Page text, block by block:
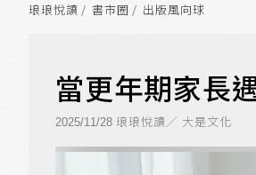
琅琅悅讀 書市圈 出版風向球
當更年期家長
2025/11/28 琅琅悅讀／ 大是文化